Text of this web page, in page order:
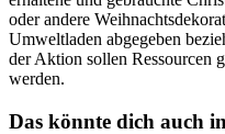
oder andere
Umweltladen abgegeben
der Aktion sollen Ressourcen
werden.
Das könnte dich auch